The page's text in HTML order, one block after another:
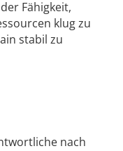
Fähigkeit,
klug zu
stabil zu
nach